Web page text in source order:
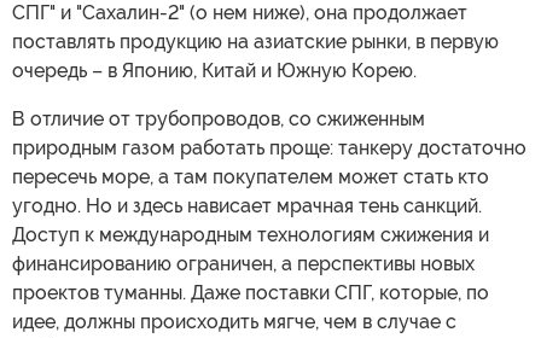
СПГ" и "Сахалин-2" (о нем ниже), она продолжает
поставлять продукцию на азиатские рынки, в первую
очередь – в Японию, Китай и Южную Корею.
В отличие от трубопроводов, со сжиженным
природным газом работать проще: танкеру достаточно
пересечь море, а там покупателем может стать кто
угодно. Но и здесь нависает мрачная тень санкций.
Доступ к международным технологиям сжижения и
финансированию ограничен, а перспективы новых
проектов туманны. Даже поставки СПГ, которые, по
идее, должны происходить мягче, чем в случае с